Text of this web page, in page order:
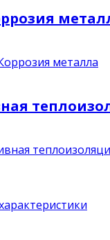
металла